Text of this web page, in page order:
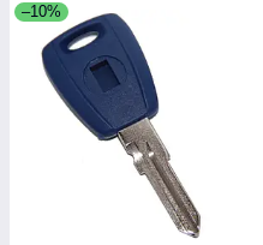
–10%